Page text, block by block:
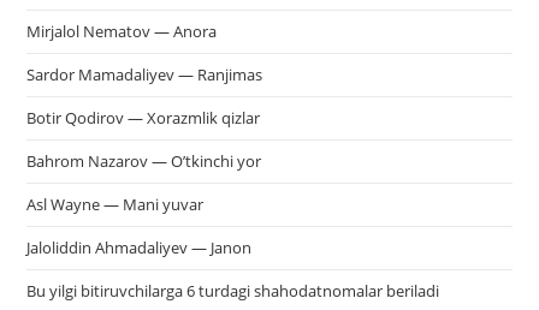
Mirjalol Nematov — Anora
Sardor Mamadaliyev — Ranjimas
Botir Qodirov — Xorazmlik qizlar
Bahrom Nazarov — O’tkinchi yor
Asl Wayne — Mani yuvar
Jaloliddin Ahmadaliyev — Janon
Bu yilgi bitiruvchilarga 6 turdagi shahodatnomalar beriladi